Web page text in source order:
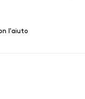
l'aiuto